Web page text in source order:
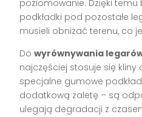
poziomowanie. Dzięki
podkładki pod pozostałe
musieli obniżać terenu, co
Dowyrównywania
najczęściej stosuje się kliny
specjalne gumowe
dodatkową zaletę – są
ulegają degradacji z